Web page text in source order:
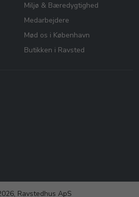
Miljø & Bæredygtighed
Medarbejdere
Mød os i København
Butikken i Ravsted
Ravstedhus ApS